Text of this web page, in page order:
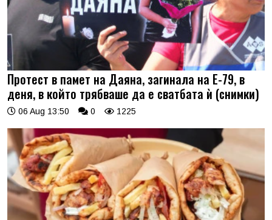
Протест в памет на Даяна, загинала на Е-79, в
деня, в който трябваше да е сватбата ѝ (снимки)
06 Aug 13:50 0 1225